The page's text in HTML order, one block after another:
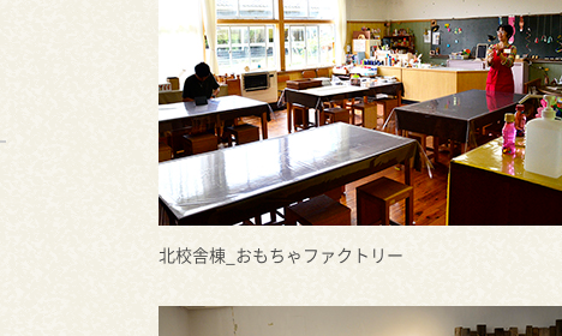
北校舎棟_おもちゃファクトリー